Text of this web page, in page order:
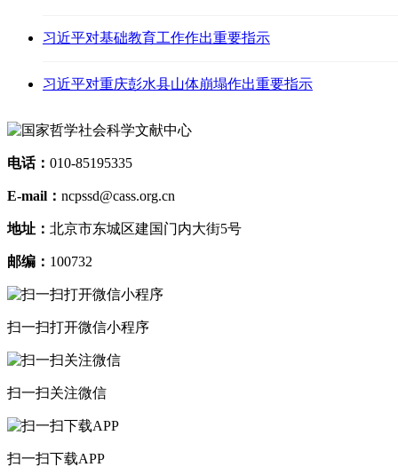
习近平对基础教育工作作出重要指示
习近平对重庆彭水县山体崩塌作出重要指示
电话： 010-85195335
E-mail： ncpssd@cass.org.cn
地址： 北京市东城区建国门内大街5号
邮编： 100732
扫一扫打开微信小程序
扫一扫关注微信
扫一扫下载APP